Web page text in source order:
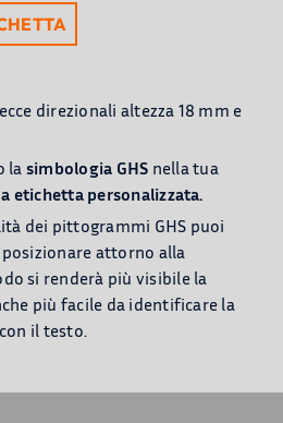
direzionali altezza 18 mm e
la simbologia GHS nella tua
etichetta personalizzata.
dei pittogrammi GHS puoi
attorno alla
si renderà più visibile la
più facile da identificare la
il testo.